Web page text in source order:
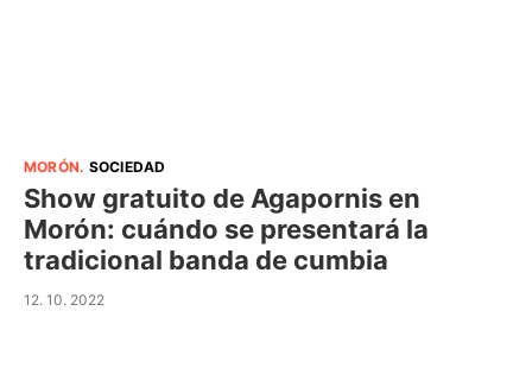
MORÓN. SOCIEDAD
Show gratuito de Agapornis en
Morón: cuándo se presentará la
tradicional banda de cumbia
12. 10. 2022